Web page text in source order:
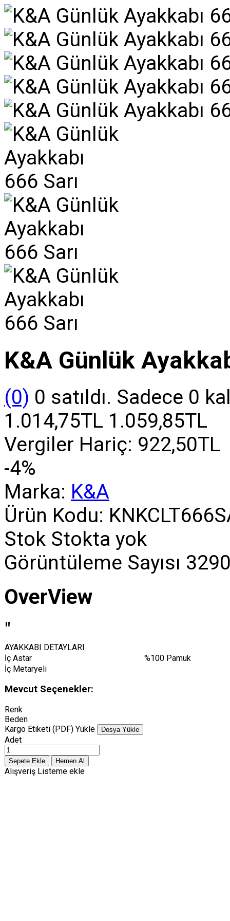
K&A Günlük
(0) 0 satıldı. Sadece 0
1.014,75TL 1.059,85TL
Vergiler Hariç: 922,50TL
-4%
Marka: K&A
Ürün Kodu:
Stok Stokta yok
Görüntüleme Sayısı
OverView
"
AYAKKABI DETAYLARI
İç Astar
%100 Pamuk
İç Metaryeli
Mevcut Seçenekler:
Renk
Beden
Kargo Etiketi (PDF) Yükle
Dosya Yükle
Adet
Alışveriş Listeme ekle